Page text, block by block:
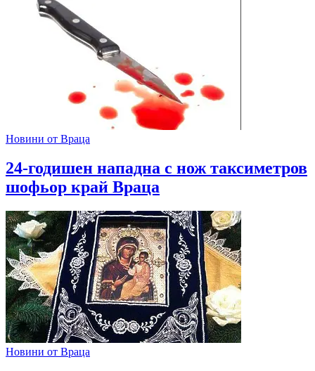
Новини от Враца
24-годишен нападна с нож таксиметров
шофьор край Враца
Новини от Враца